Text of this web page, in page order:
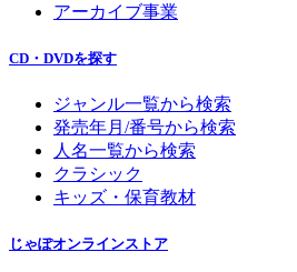
アーカイブ事業
CD・DVDを探す
ジャンル一覧から検索
発売年月/番号から検索
人名一覧から検索
クラシック
キッズ・保育教材
じゃぽオンラインストア